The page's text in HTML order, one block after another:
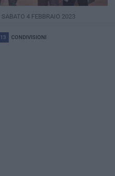
SABATO 4 FEBBRAIO 2023
13 CONDIVISIONI